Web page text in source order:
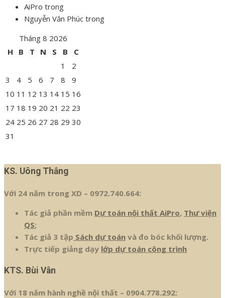
AiPro trong
Nguyễn Văn Phúc trong
Tháng 8 2026
H
B T N S B
C
1
2
3
4 5 6 7 8
9
10 11 12 13 14 15 16
17 18 19 20 21 22 23
24 25 26 27 28 29 30
31
KS. Uông Thắng
Với 24 năm trong XD – 0972.740.664:
Tác giả phần mềm Dự toán nội thất AiPro, Thư viện
QS;
Tác giả 3 tập Sách dự toán và đo bóc khối lượng.
Trực tiếp giảng dạy lớp dự toán công trình
KTS. Bùi Vân
Với 18 năm hành nghề nội thất – 0904.778.292: